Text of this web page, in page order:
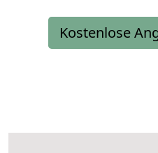
Kostenlose